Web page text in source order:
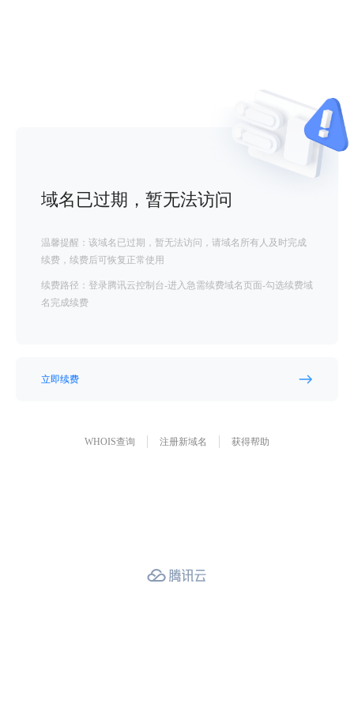
域名已过期，暂无法访问
温馨提醒：该域名已过期，暂无法访问，请域名所有人及时完成
续费，续费后可恢复正常使用
续费路径：登录腾讯云控制台-进入急需续费域名页面-勾选续费域
名完成续费
立即续费
WHOIS查询 注册新域名 获得帮助